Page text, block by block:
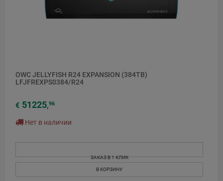
OWC JELLYFISH R24 EXPANSION (384TB)
LFJFREXPS0384/R24
€ 51225,96
Нет в наличии
ЗАКАЗ В 1 КЛИК
В КОРЗИНУ